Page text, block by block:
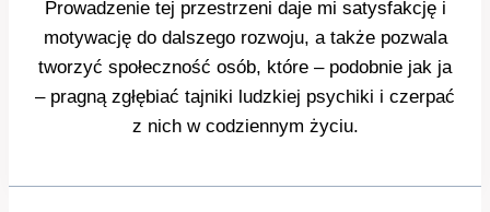
Prowadzenie tej przestrzeni daje mi satysfakcję i
motywację do dalszego rozwoju, a także pozwala
tworzyć społeczność osób, które – podobnie jak ja
– pragną zgłębiać tajniki ludzkiej psychiki i czerpać
z nich w codziennym życiu.